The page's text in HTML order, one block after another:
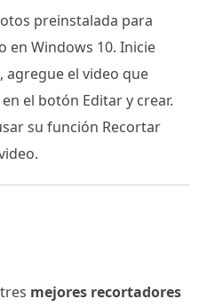
preinstalada para
en Windows 10. Inicie
agregue el video que
el botón Editar y crear.
su función Recortar
mejores recortadores